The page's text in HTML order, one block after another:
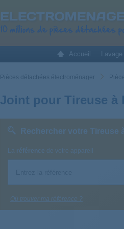
Accueil Lavage
Pièces détachées électroménager
Joint pour Tireuse à
Rechercher votre Tireuse
La référence de votre appareil
Où trouver ma référence ?